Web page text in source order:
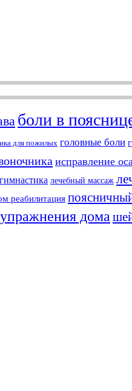
боли в
для пожилых головные боли
исправление
лечебный массаж
реабилитация
упражнения дома